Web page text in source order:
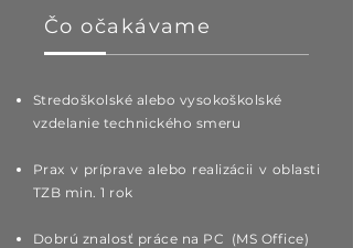
Čo očakávame
Stredoškolské alebo vysokoškolské
vzdelanie technického smeru
Prax v príprave alebo realizácii v oblasti
TZB min. 1 rok
Dobrú znalosť práce na PC (MS Office)